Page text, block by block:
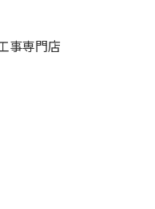
事専門店